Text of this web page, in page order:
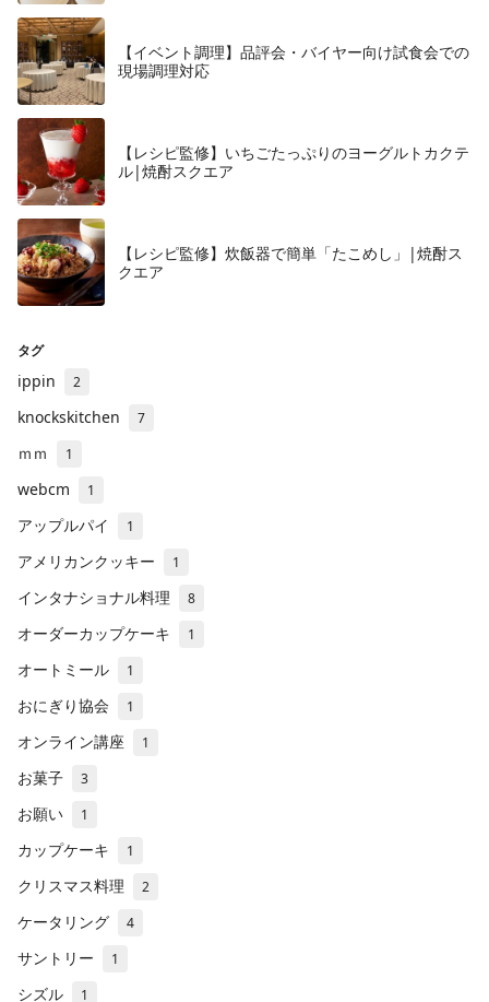
【イベント調理】品評会・バイヤー向け試食会での
現場調理対応
【レシピ監修】いちごたっぷりのヨーグルトカクテ
ル|焼酎スクエア
【レシピ監修】炊飯器で簡単「たこめし」|焼酎ス
クエア
タグ
ippin 2
knockskitchen 7
ｍｍ 1
webcm 1
アップルパイ 1
アメリカンクッキー 1
インタナショナル料理 8
オーダーカップケーキ 1
オートミール 1
おにぎり協会 1
オンライン講座 1
お菓子 3
お願い 1
カップケーキ 1
クリスマス料理 2
ケータリング 4
サントリー 1
シズル 1